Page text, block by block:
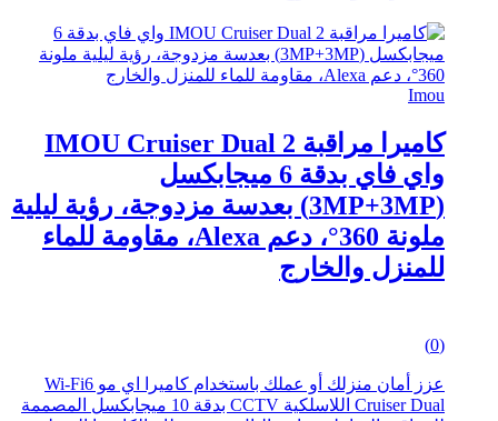
Imou
كاميرا مراقبة IMOU Cruiser Dual 2
واي فاي بدقة 6 ميجابكسل
(3MP+3MP) بعدسة مزدوجة، رؤية ليلية
ملونة 360°، دعم Alexa، مقاومة للماء
للمنزل والخارج
of
5
(0)
عزز أمان منزلك أو عملك باستخدام كاميرا اي مو Wi-Fi6
Cruiser Dual اللاسلكية CCTV بدقة 10 ميجابكسل المصممة